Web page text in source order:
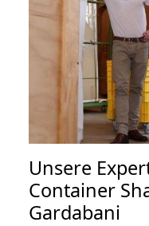
Unsere
Container
Gardabani